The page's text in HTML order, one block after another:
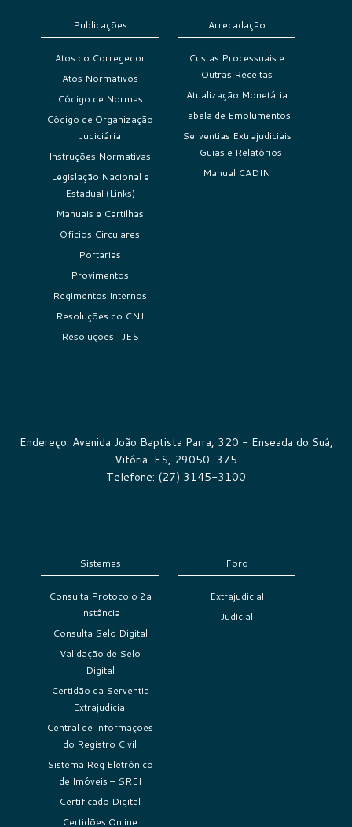
Publicações
Atos do Corregedor
Atos Normativos
Código de Normas
Código de Organização
Judiciária
Instruções Normativas
Legislação Nacional e
Estadual (Links)
Manuais e Cartilhas
Ofícios Circulares
Portarias
Provimentos
Regimentos Internos
Resoluções do CNJ
Resoluções TJES
Arrecadação
Custas Processuais e
Outras Receitas
Atualização Monetária
Tabela de Emolumentos
Serventias Extrajudiciais
– Guias e Relatórios
Manual CADIN
Endereço: Avenida João Baptista Parra, 320 - Enseada do Suá,
Vitória-ES, 29050-375
Telefone: (27) 3145-3100
Sistemas
Consulta Protocolo 2a
Instância
Consulta Selo Digital
Validação de Selo
Digital
Certidão da Serventia
Extrajudicial
Central de Informações
do Registro Civil
Sistema Reg Eletrônico
de Imóveis – SREI
Certificado Digital
Certidões Online
Foro
Extrajudicial
Judicial